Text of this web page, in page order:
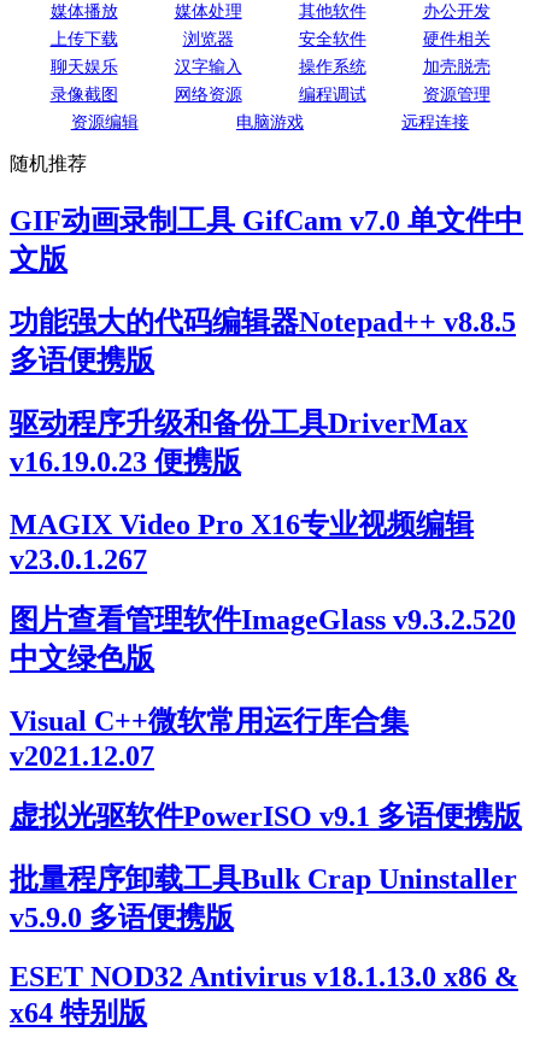
媒体播放 媒体处理 其他软件
办公开发
上传下载
浏览器 安全软件
硬件相关
聊天娱乐
汉字输入 操作系统
加壳脱壳
录像截图
网络资源 编程调试
资源管理
资源编辑
电脑游戏 远程连接
随机推荐
GIF动画录制工具 GifCam v7.0 单文件中
文版
功能强大的代码编辑器Notepad++ v8.8.5
多语便携版
驱动程序升级和备份工具DriverMax
v16.19.0.23 便携版
MAGIX Video Pro X16专业视频编辑
v23.0.1.267
图片查看管理软件ImageGlass v9.3.2.520
中文绿色版
Visual C++微软常用运行库合集
v2021.12.07
虚拟光驱软件PowerISO v9.1 多语便携版
批量程序卸载工具Bulk Crap Uninstaller
v5.9.0 多语便携版
ESET NOD32 Antivirus v18.1.13.0 x86 &
x64 特别版